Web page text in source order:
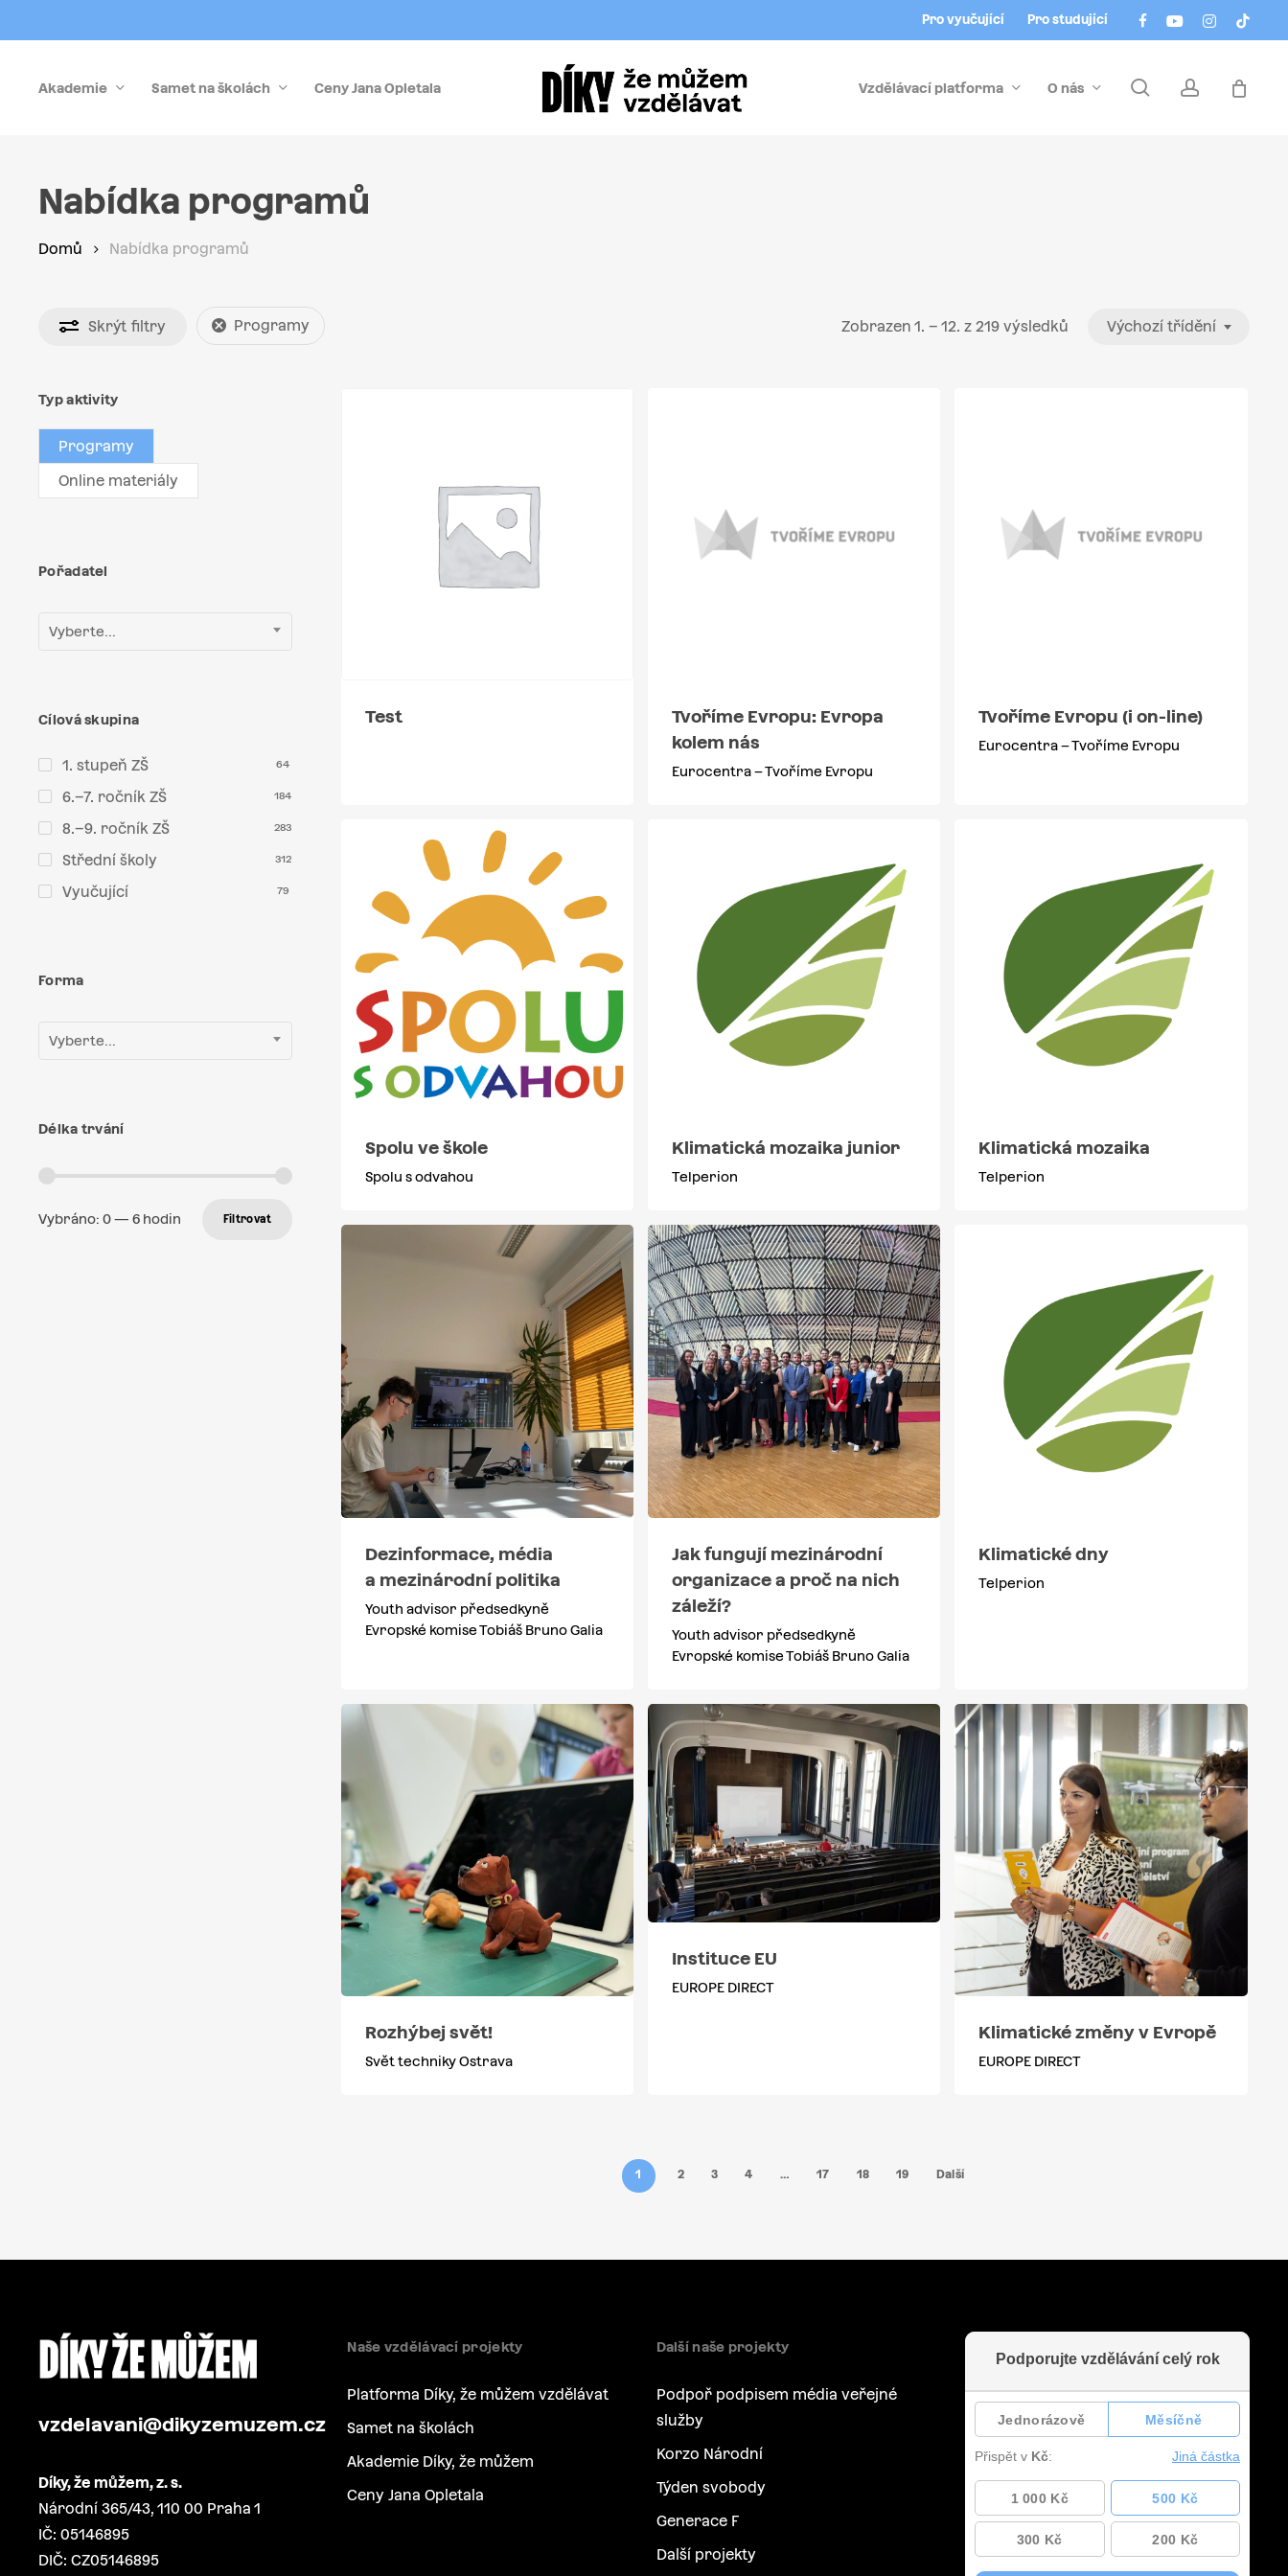
to
content
facebookyoutubeinstagram
tiktok
Pro vyučující Pro studující
Akademie Samet na školách Ceny Jana Opletala Vzdělávací platforma O nás searchaccount
Nabídka programů
Domů Nabídka programů
Skrýt filtry Programy Zobrazen 1. – 12. z 219 výsledků Výchozí třídění
Typ aktivity
Programy
Online materiály
Pořadatel
Vyberte...
Cílová skupina
1. stupeň ZŠ 64
6.–7. ročník ZŠ 184
8.–9. ročník ZŠ 283
Střední školy 312
Vyučující 79
Forma
Vyberte...
Délka trvání
Vybráno: 0— 6 hodin Filtrovat
Test
Tvoříme Evropu: Evropa
kolem nás
Eurocentra – Tvoříme Evropu
Tvoříme Evropu (i on-line)
Eurocentra – Tvoříme Evropu
Spolu ve škole
Spolu s odvahou
Klimatická mozaika junior
Telperion
Klimatická mozaika
Telperion
Dezinformace, média
a mezinárodní politika
Youth advisor předsedkyně
Evropské komise Tobiáš Bruno Galia
Jak fungují mezinárodní
organizace a proč na nich
záleží?
Youth advisor předsedkyně
Evropské komise Tobiáš Bruno Galia
Klimatické dny
Telperion
Rozhýbej svět!
Svět techniky Ostrava
Instituce EU
EUROPE DIRECT
Klimatické změny v Evropě
EUROPE DIRECT
1 2 3 4 … 17 18 19 Další
vzdelavani@dikyzemuzem.cz
Díky, že můžem, z. s.
Národní 365/43, 110 00 Praha 1
IČ: 05146895
DIČ: CZ05146895
Naše vzdělávací projekty
Platforma Díky, že můžem vzdělávat
Samet na školách
Akademie Díky, že můžem
Ceny Jana Opletala
Další naše projekty
Podpoř podpisem média veřejné
služby
Korzo Národní
Týden svobody
Generace F
Další projekty
Menu